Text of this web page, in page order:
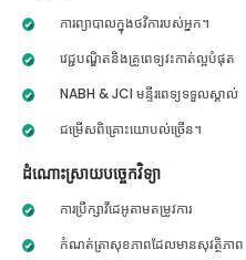
ការព្យាបាលក្នុងថវិការបស់អ្នក។
វេជ្ជបណ្ឌិតនិងគ្រូពេទ្យវះកាត់ល្អបំផុត
NABH & JCI មន្ទីរពេទ្យទទួលស្គាល់
ជម្រើសពិគ្រោះយោបល់ច្រើន។
ដំណោះស្រាយបច្ចេកវិទ្យា
ការប្រឹក្សាវីដេអូតាមតម្រូវការ
កំណត់ត្រាសុខភាពដែលមានសុវត្ថិភាព